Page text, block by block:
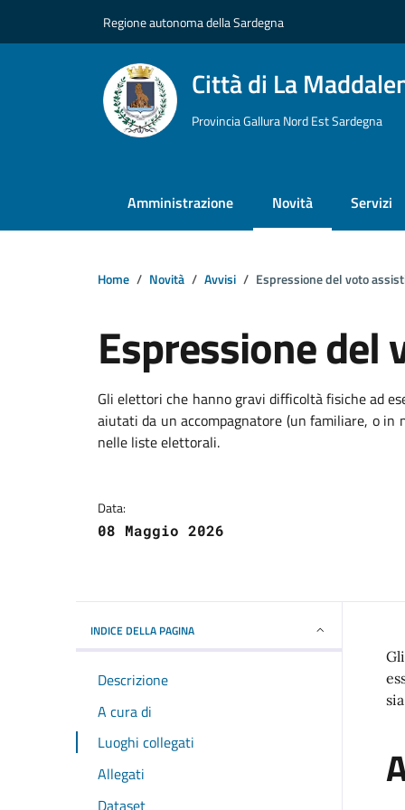
Regione autonoma della Sardegna
Città di La
Provincia Gallura Nord Est Sardegna
Amministrazione Novità Servizi
Home Novità Avvisi Espressione del voto
Espressione
Dettagli della
Gli elettori che hanno gravi difficoltà fisiche ad
aiutati da un accompagnatore (un familiare, o
nelle liste elettorali.
Data:
08 Maggio 2026
INDICE DELLA PAGINA
Descrizione
A cura di
Luoghi collegati
Allegati
Dataset